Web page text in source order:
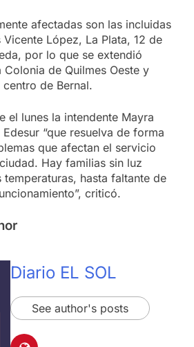
afectadas son las incluidas
López, La Plata, 12 de
por lo que se extendió
de Quilmes Oeste y
de Bernal.
el lunes la intendente Mayra
“que resuelva de forma
que afectan el servicio
Hay familias sin luz
temperaturas, hasta faltante de
criticó.
Diario EL SOL
See author's posts